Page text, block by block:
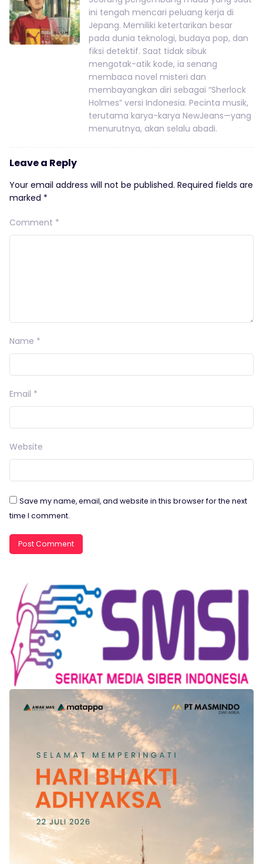
ini tengah mencari peluang kerja di
Jepang. Memiliki ketertarikan besar
pada dunia teknologi, budaya pop, dan
fiksi detektif. Saat tidak sibuk
mengotak-atik kode, ia senang
membaca novel misteri dan
membayangkan diri sebagai “Sherlock
Holmes” versi Indonesia. Pecinta musik,
terutama karya-karya NewJeans—yang
menurutnya, akan selalu abadi.
Leave a Reply
Your email address will not be published. Required fields are
marked *
Comment *
Name *
Email *
Website
Save my name, email, and website in this browser for the next
time I comment.